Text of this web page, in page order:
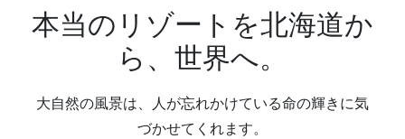
本当のリゾートを北海道か
ら、世界へ。
大自然の風景は、人が忘れかけている命の輝きに気
づかせてくれます。